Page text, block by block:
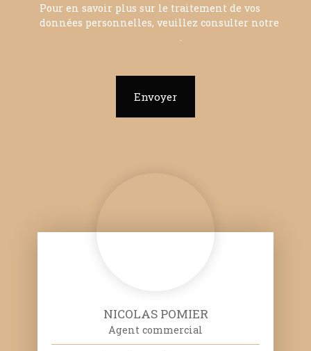
Pour en savoir plus sur le traitement de vos
données personnelles, veuillez consulter notre
.
Envoyer
NICOLAS POMIER
Agent commercial